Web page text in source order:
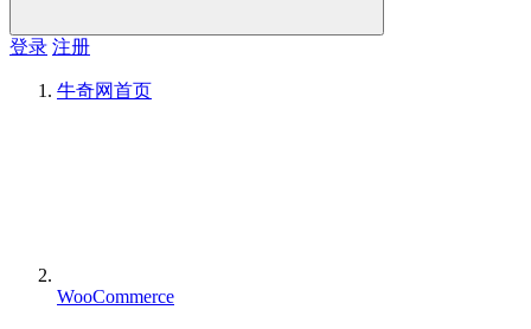
登录 注册
牛奇网首页
WooCommerce